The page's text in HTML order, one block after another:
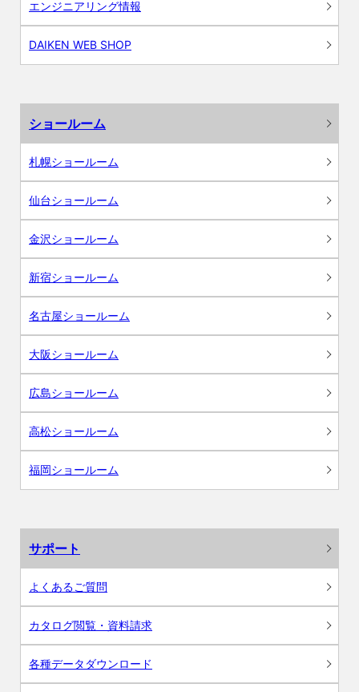
エンジニアリング情報
DAIKEN WEB SHOP
ショールーム
札幌ショールーム
仙台ショールーム
金沢ショールーム
新宿ショールーム
名古屋ショールーム
大阪ショールーム
広島ショールーム
高松ショールーム
福岡ショールーム
サポート
よくあるご質問
カタログ閲覧・資料請求
各種データダウンロード